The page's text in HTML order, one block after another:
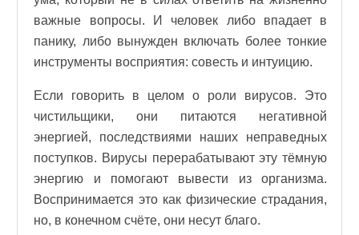
важные вопросы. И человек либо впадает в
панику, либо вынужден включать более тонкие
инструменты восприятия: совесть и интуицию.
Если говорить в целом о роли вирусов. Это
чистильщики, они питаются негативной
энергией, последствиями наших неправедных
поступков. Вирусы перерабатывают эту тёмную
энергию и помогают вывести из организма.
Воспринимается это как физические страдания,
но, в конечном счёте, они несут благо.